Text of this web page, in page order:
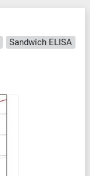
Sandwich ELISA